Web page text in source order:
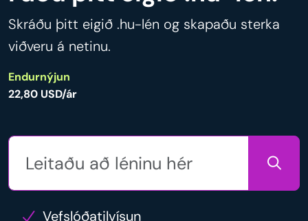
Skráðu þitt eigið .hu-lén og skapaðu sterka
viðveru á netinu.
Endurnýjun
22,80 USD/ár
Vefslóðatilvísun